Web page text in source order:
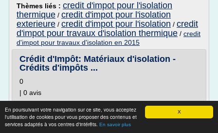
X
En poursuivant votre navigation sur ce site, vous acceptez
l'utilisation de cookies pour vous proposer des contenus et
services adaptés à vos centres d'intérêts. En savoir plus
Thèmes liés : credit d'impot pour l'isolation
thermique / credit d'impot pour l'isolation
exterieure / credit d'impot pour l'isolation / credit
d'impot pour travaux d'isolation thermique / credit
d'impot pour travaux d'isolation en 2015
Crédit d'Impôt: Matériaux d'isolation -
Crédits d'impôts ...
0
| 0 avis
finalement été prorogée jusqu'au 31 décembre 2012. Elle
s'applique à l'isolation des parois opaques et vitrées, aux